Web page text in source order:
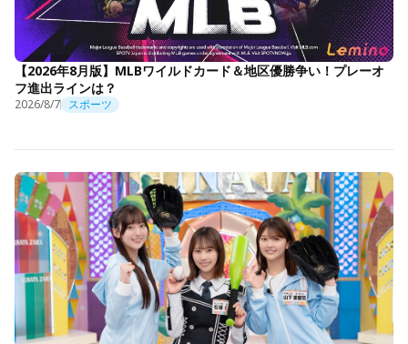
【2026年8月版】MLBワイルドカード＆地区優勝争い！プレーオ
フ進出ラインは？
2026/8/7 スポーツ